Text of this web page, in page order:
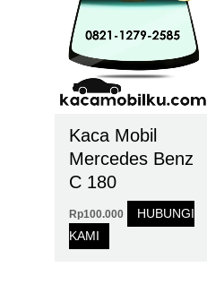
Kaca Mobil
Mercedes Benz
C 180
Rp100.000
HUBUNGI
KAMI